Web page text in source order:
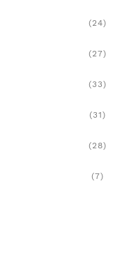
(24)
(27)
(33)
(31)
(28)
(7)